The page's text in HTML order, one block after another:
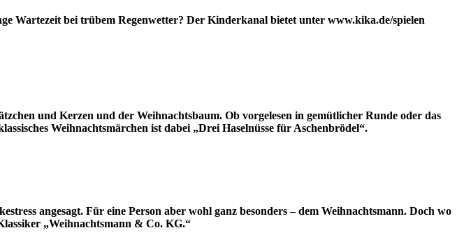
Wartezeit bei trübem Regenwetter? Der Kinderkanal bietet unter www.kika.de/spielen
und Kerzen und der Weihnachtsbaum. Ob vorgelesen in gemütlicher Runde oder das
Weihnachtsmärchen ist dabei „Drei Haselnüsse für Aschenbrödel“.
angesagt. Für eine Person aber wohl ganz besonders – dem Weihnachtsmann. Doch wo
„Weihnachtsmann & Co. KG.“